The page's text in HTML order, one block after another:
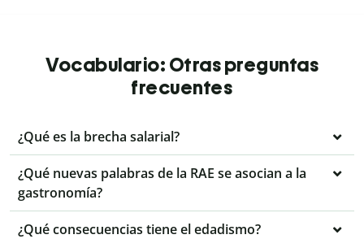
Vocabulario: Otras preguntas
frecuentes
¿Qué es la brecha salarial?
¿Qué nuevas palabras de la RAE se asocian a la
gastronomía?
¿Qué consecuencias tiene el edadismo?